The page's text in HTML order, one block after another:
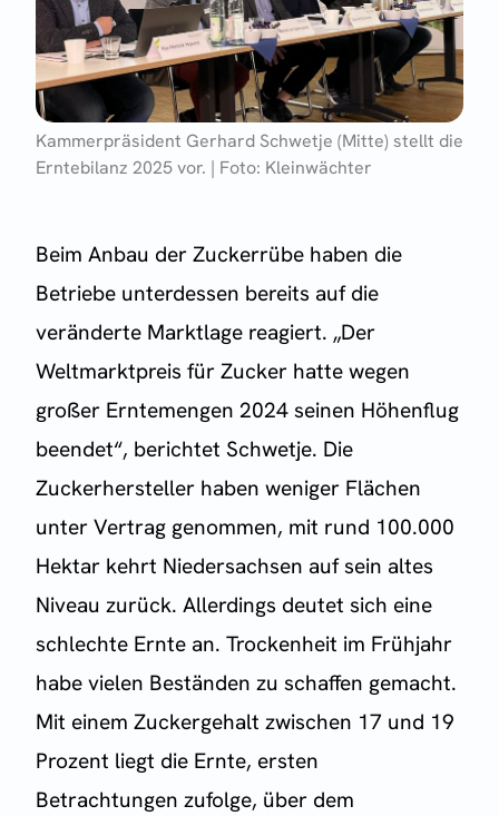
Kammerpräsident Gerhard Schwetje (Mitte) stellt die
Erntebilanz 2025 vor. | Foto: Kleinwächter
Beim Anbau der Zuckerrübe haben die
Betriebe unterdessen bereits auf die
veränderte Marktlage reagiert. „Der
Weltmarktpreis für Zucker hatte wegen
großer Erntemengen 2024 seinen Höhenflug
beendet“, berichtet Schwetje. Die
Zuckerhersteller haben weniger Flächen
unter Vertrag genommen, mit rund 100.000
Hektar kehrt Niedersachsen auf sein altes
Niveau zurück. Allerdings deutet sich eine
schlechte Ernte an. Trockenheit im Frühjahr
habe vielen Beständen zu schaffen gemacht.
Mit einem Zuckergehalt zwischen 17 und 19
Prozent liegt die Ernte, ersten
Betrachtungen zufolge, über dem